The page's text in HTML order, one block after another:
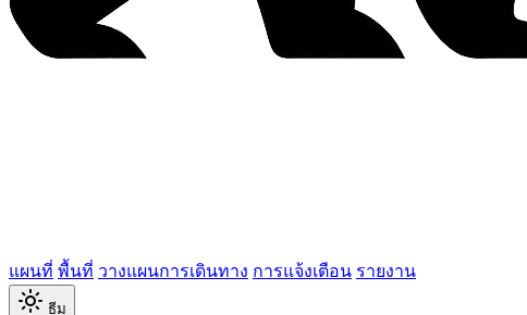
แผนที่ พื้นที่ วางแผนการเดินทาง การแจ้งเตือน รายงาน
ธีม